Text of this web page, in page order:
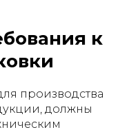
к
производства
должны